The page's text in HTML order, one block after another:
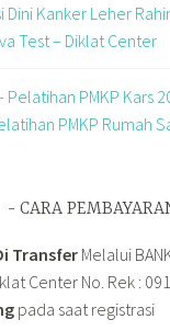
Kanker Leher
Test – Diklat Center
Pelatihan PMKP Kars
PMKP Rumah
CARA
Transfer Melalui
Center No. Rek :
pada saat registrasi